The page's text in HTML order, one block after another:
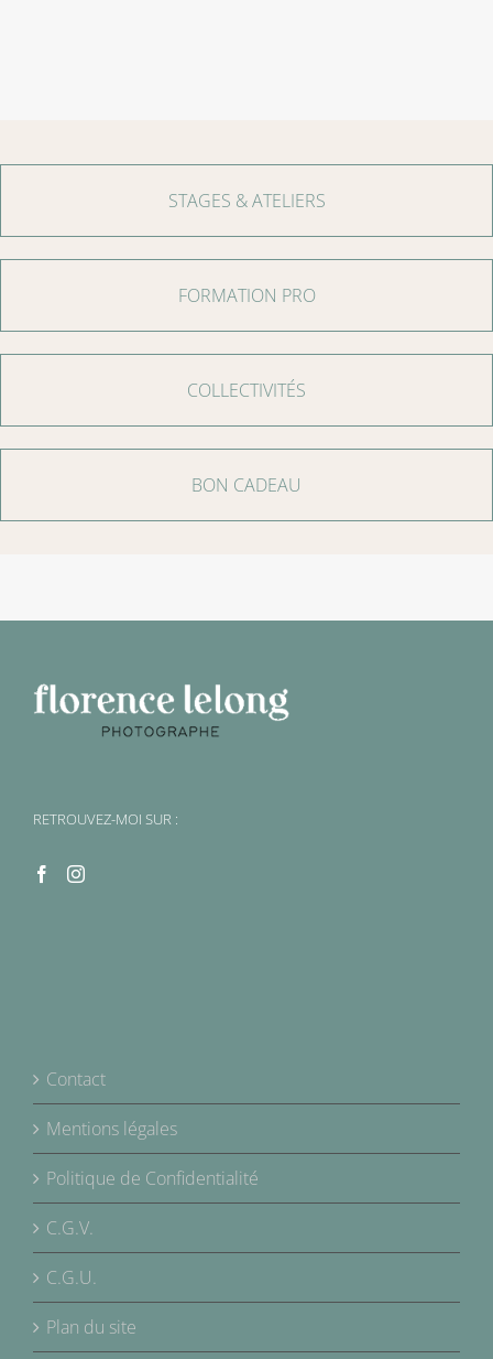
STAGES & ATELIERS
FORMATION PRO
COLLECTIVITÉS
BON CADEAU
RETROUVEZ-MOI SUR :
Contact
Mentions légales
Politique de Confidentialité
C.G.V.
C.G.U.
Plan du site